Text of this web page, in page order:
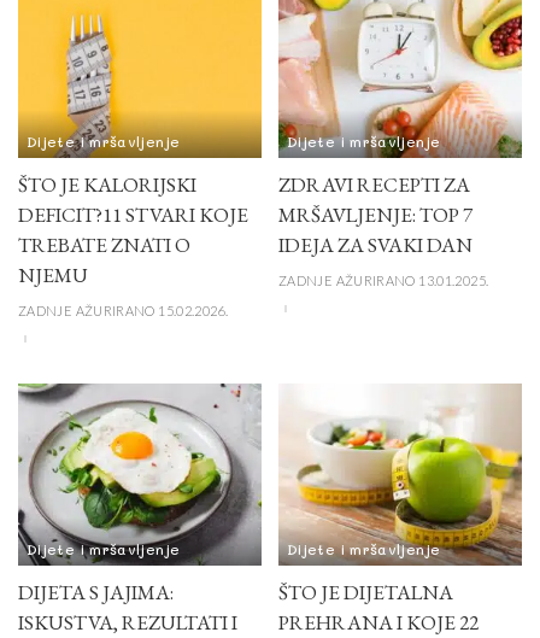
Dijete i mršavljenje
ŠTO JE KALORIJSKI
DEFICIT?11 STVARI KOJE
TREBATE ZNATI O
NJEMU
ZADNJE AŽURIRANO 15.02.2026.
Dijete i mršavljenje
ZDRAVI RECEPTI ZA
MRŠAVLJENJE: TOP 7
IDEJA ZA SVAKI DAN
ZADNJE AŽURIRANO 13.01.2025.
Dijete i mršavljenje
DIJETA S JAJIMA:
ISKUSTVA, REZULTATI I
Dijete i mršavljenje
ŠTO JE DIJETALNA
PREHRANA I KOJE 22